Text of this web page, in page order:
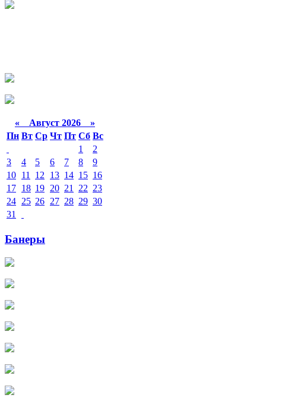
« Август 2026 »
Пн Вт Ср Чт Пт Сб Вс
1
2
3
4 5 6 7 8
9
10 11 12 13 14 15 16
17 18 19 20 21 22 23
24 25 26 27 28 29 30
31
Банеры